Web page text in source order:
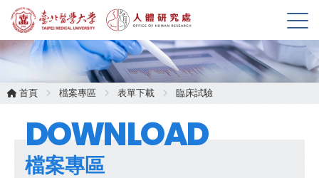
展
開
選
單
首頁 檔案專區 表單下載 臨床試驗
DOWNLOAD
檔案專區